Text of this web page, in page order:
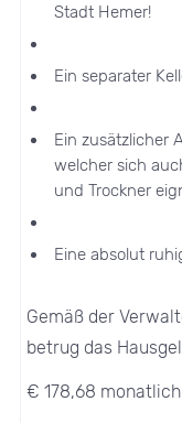
Stadt Hemer!
Ein separater
Ein zusätzlicher
welcher sich
und Trockner
Eine absolut
Gemäß der
betrug das
€ 178,68